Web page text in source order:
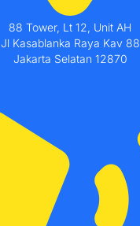
88 Tower, Lt 12, Unit AH
Jl Kasablanka Raya Kav 88
Jakarta Selatan 12870